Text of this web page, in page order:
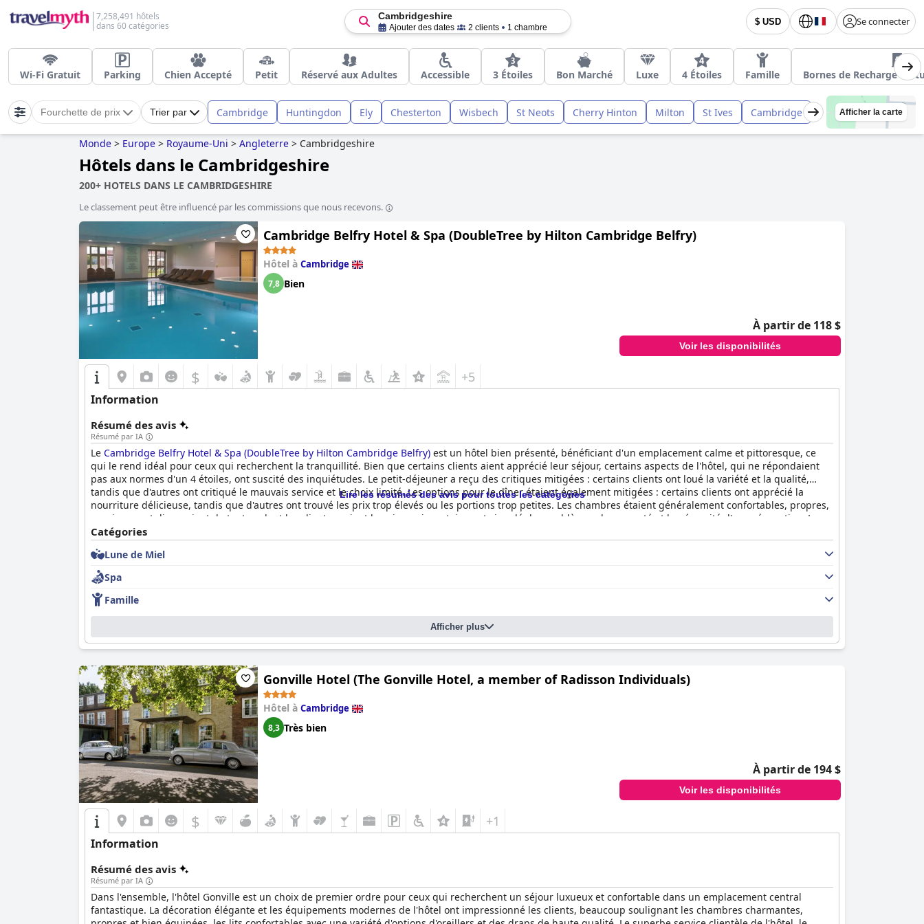
7,258,491 hôtels
dans 60 catégories
$ USD Se connecter
Cambridgeshire
Ajouter des dates 2 clients 1 chambre
Wi-Fi Gratuit Parking Chien Accepté Petit Réservé aux Adultes Accessible 3 Étoiles Bon Marché Luxe 4 Étoiles Famille Bornes de Recharge
Fourchette de prix Trier par Cambridge Huntingdon Ely Chesterton Wisbech St Neots Cherry Hinton Milton St Ives Cambridge Afficher la carte
Monde > Europe > Royaume-Uni > Angleterre > Cambridgeshire
Hôtels dans le Cambridgeshire
200+ HOTELS DANS LE CAMBRIDGESHIRE
Le classement peut être influencé par les commissions que nous recevons.
Cambridge Belfry Hotel & Spa (DoubleTree by Hilton Cambridge Belfry)
Hôtel à Cambridge
7,8 Bien
À partir de 118 $
Voir les disponibilités
$ +5
Information
Résumé des avis
Résumé par IA
Le Cambridge Belfry Hotel & Spa (DoubleTree by Hilton Cambridge Belfry) est un hôtel bien présenté, bénéficiant d'un emplacement calme et pittoresque, ce
qui le rend idéal pour ceux qui recherchent la tranquillité. Bien que certains clients aient apprécié leur séjour, certains aspects de l'hôtel, qui ne répondaient
pas aux normes d'un 4 étoiles, ont suscité des inquiétudes. Le petit-déjeuner a reçu des critiques mitigées : certains clients ont loué la variété et la qualité,
tandis que d'autres ont critiqué le mauvais service et le choix limité. Les options pour le dîner étaient également mitigées : certains clients ont apprécié la
nourriture délicieuse, tandis que d'autres ont trouvé les prix trop élevés ou les portions trop petites. Les chambres étaient généralement confortables, propres,
spacieuses et disposaient de tout ce dont les clients avaient besoin, mais certains ont signalé des problèmes de propreté et la nécessité d'une rénovation. Les
installations du spa et de la piscine ont également reçu des critiques mitigées : certains clients ont apprécié une pause relaxante, tandis que d'autres les ont
trouvées surpeuplées et nécessitant un meilleur entretien et une meilleure propreté. Le personnel a également reçu des critiques mitigées : certains clients ont
loué leur amabilité et leur service exceptionnel, tandis que d'autres les ont trouvés inexpérimentés ou peu serviables. Dans l'ensemble, le
Hotel & Spa (DoubleTree by Hilton Cambridge Belfry)
Lire les résumés des avis pour toutes les catégories
Catégories
Lune de Miel
Spa
Famille
Afficher plus
Gonville Hotel (The Gonville Hotel, a member of Radisson Individuals)
Hôtel à Cambridge
8,3 Très bien
À partir de 194 $
Voir les disponibilités
$ +1
Information
Résumé des avis
Résumé par IA
Dans l'ensemble, l'hôtel Gonville est un choix de premier ordre pour ceux qui recherchent un séjour luxueux et confortable dans un emplacement central
fantastique. La décoration élégante et les équipements modernes de l'hôtel ont impressionné les clients, beaucoup soulignant les chambres charmantes,